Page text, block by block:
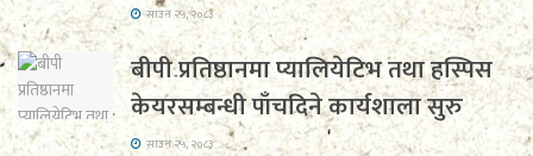
साउन २५, २०८३
बीपी प्रतिष्ठानमा प्यालियेटिभ तथा हस्पिस
केयरसम्बन्धी पाँचदिने कार्यशाला सुरु
साउन २५, २०८३